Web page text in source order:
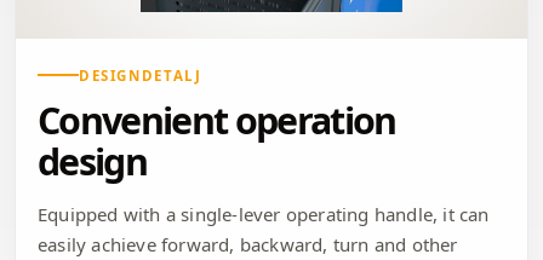
DESIGNDETALJ
Convenient operation
design
Equipped with a single-lever operating handle, it can
easily achieve forward, backward, turn and other